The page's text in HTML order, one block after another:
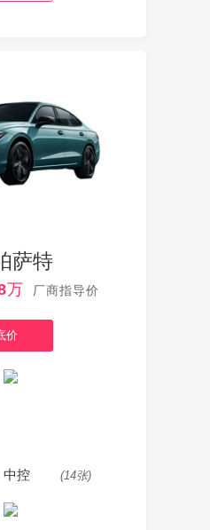
萨特
万 厂商指导价
价
中控 (14张)